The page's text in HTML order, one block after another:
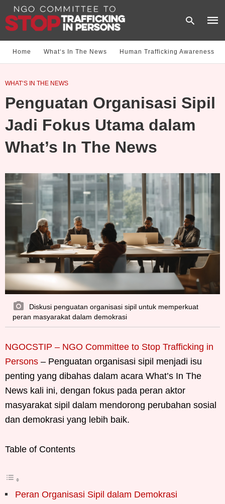
and
Home What‘s In The News Human Trafficking Awareness
WHAT‘S IN THE NEWS
Penguatan Organisasi Sipil
Jadi Fokus Utama dalam
What’s In The News
Diskusi penguatan organisasi sipil untuk memperkuat
peran masyarakat dalam demokrasi
NGOCSTIP – NGO Committee to Stop Trafficking in
Persons – Penguatan organisasi sipil menjadi isu
penting yang dibahas dalam acara What’s In The
News kali ini, dengan fokus pada peran aktor
masyarakat sipil dalam mendorong perubahan sosial
dan demokrasi yang lebih baik.
Table of Contents
Peran Organisasi Sipil dalam Demokrasi